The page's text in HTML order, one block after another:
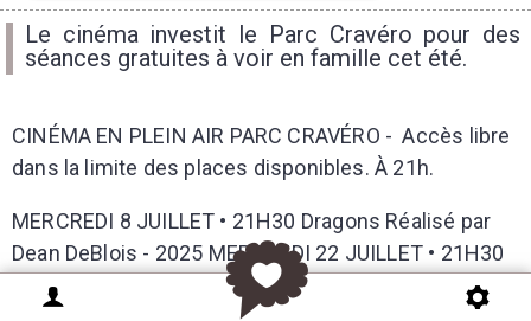
Le cinéma investit le Parc Cravéro pour des
séances gratuites à voir en famille cet été.
CINÉMA EN PLEIN AIR PARC CRAVÉRO - Accès libre
dans la limite des places disponibles. À 21h.
MERCREDI 8 JUILLET • 21H30 Dragons Réalisé par
Dean DeBlois - 2025 MERCREDI 22 JUILLET • 21H30
Le Robot sauvage Réalisé par Chris Sanders - 2024